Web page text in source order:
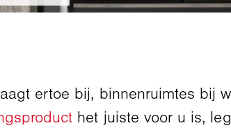
ertoe bij, binnenruimtes bij
het juiste voor u is,